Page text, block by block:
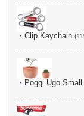
・Clip Kaychain
・Poggi Ugo